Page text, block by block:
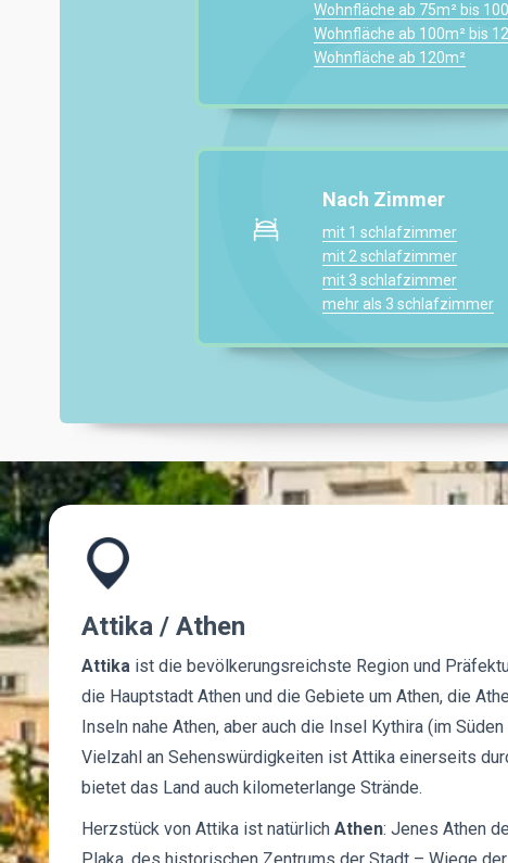
Wohnfläche ab 75m² bis
Wohnfläche ab 100m² bis
Wohnfläche ab 120m²
Nach Zimmer
mit 1 schlafzimmer
mit 2 schlafzimmer
mit 3 schlafzimmer
mehr als 3 schlafzimmer
Attika / Athen
Attika ist die bevölkerungsreichste Region und
die Hauptstadt Athen und die Gebiete um Athen, die
Inseln nahe Athen, aber auch die Insel Kythira (im
Vielzahl an Sehenswürdigkeiten ist Attika einerseits
bietet das Land auch kilometerlange Strände.
Herzstück von Attika ist natürlich Athen: Jenes Athen
Plaka, des historischen Zentrums der Stadt – Wiege